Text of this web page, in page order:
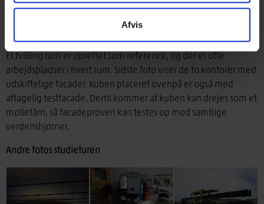
Afvis
Et tvilling rum er oprettet som reference, og der er otte
arbejdspladser i hvert rum. Sidste foto viser de to kontorer med
udskiftelige facader. Kuben placeret ovenpå er også med
aftagelig testfacade. Dertil kommer at kuben kan drejes som et
mølletårn, så facadeprøven kan testes op mod samtlige
verdenshjørner.
Andre fotos studieturen